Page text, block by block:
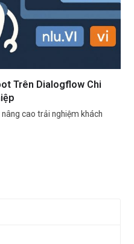
Trên Dialogflow Chi
cao trải nghiệm khách